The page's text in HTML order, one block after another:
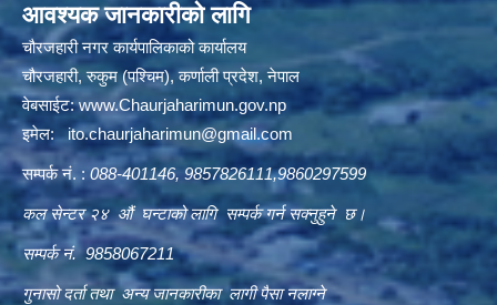
आवश्यक जानकारीको लागि
चौरजहारी नगर कार्यपालिकाको कार्यालय
चौरजहारी, रुकुम (पश्चिम), कर्णाली प्रदेश, नेपाल
वेबसाईट:www.Chaurjaharimun.gov.np
इमेल:ito.chaurjaharimun@gmail.com
सम्पर्क नं. : 088-401146, 9857826111,9860297599
कल सेन्टर २४ औं घन्टाको लागि सम्पर्क गर्न सक्नुहुने छ।
सम्पर्क नं. 9858067211
गुनासो दर्ता तथा अन्य जानकारीका लागी पैसा नलाग्ने